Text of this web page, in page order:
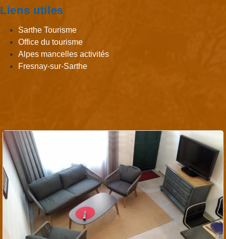
Liens utiles
Sarthe Tourisme
Office du tourisme
Alpes mancelles activités
Fresnay-sur-Sarthe